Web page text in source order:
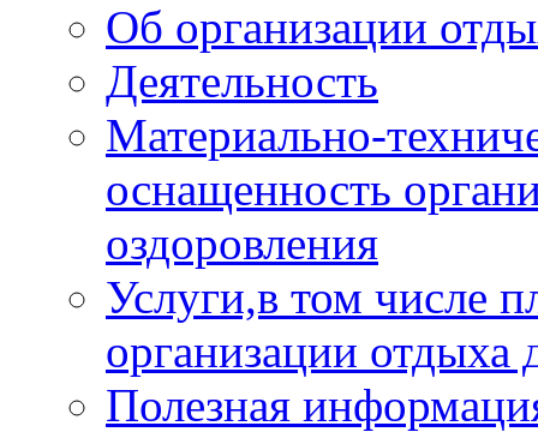
Об организации
Деятельность
Материально-
оснащенность
оздоровления
Услуги,в том числе
организации отдыха
Полезная